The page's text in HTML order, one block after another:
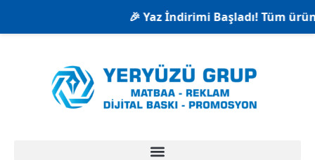
🎉 Yaz İndirimi Başladı! Tüm